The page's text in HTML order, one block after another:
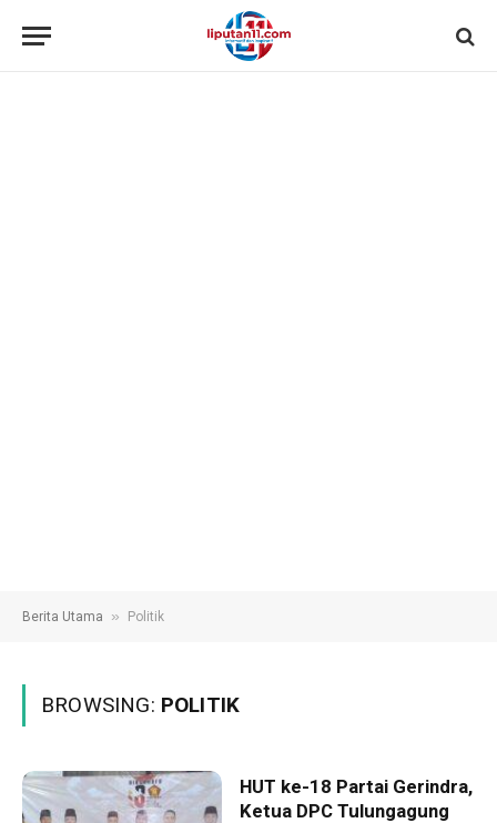
Berita Utama » Politik
BROWSING: POLITIK
HUT ke-18 Partai Gerindra,
Ketua DPC Tulungagung